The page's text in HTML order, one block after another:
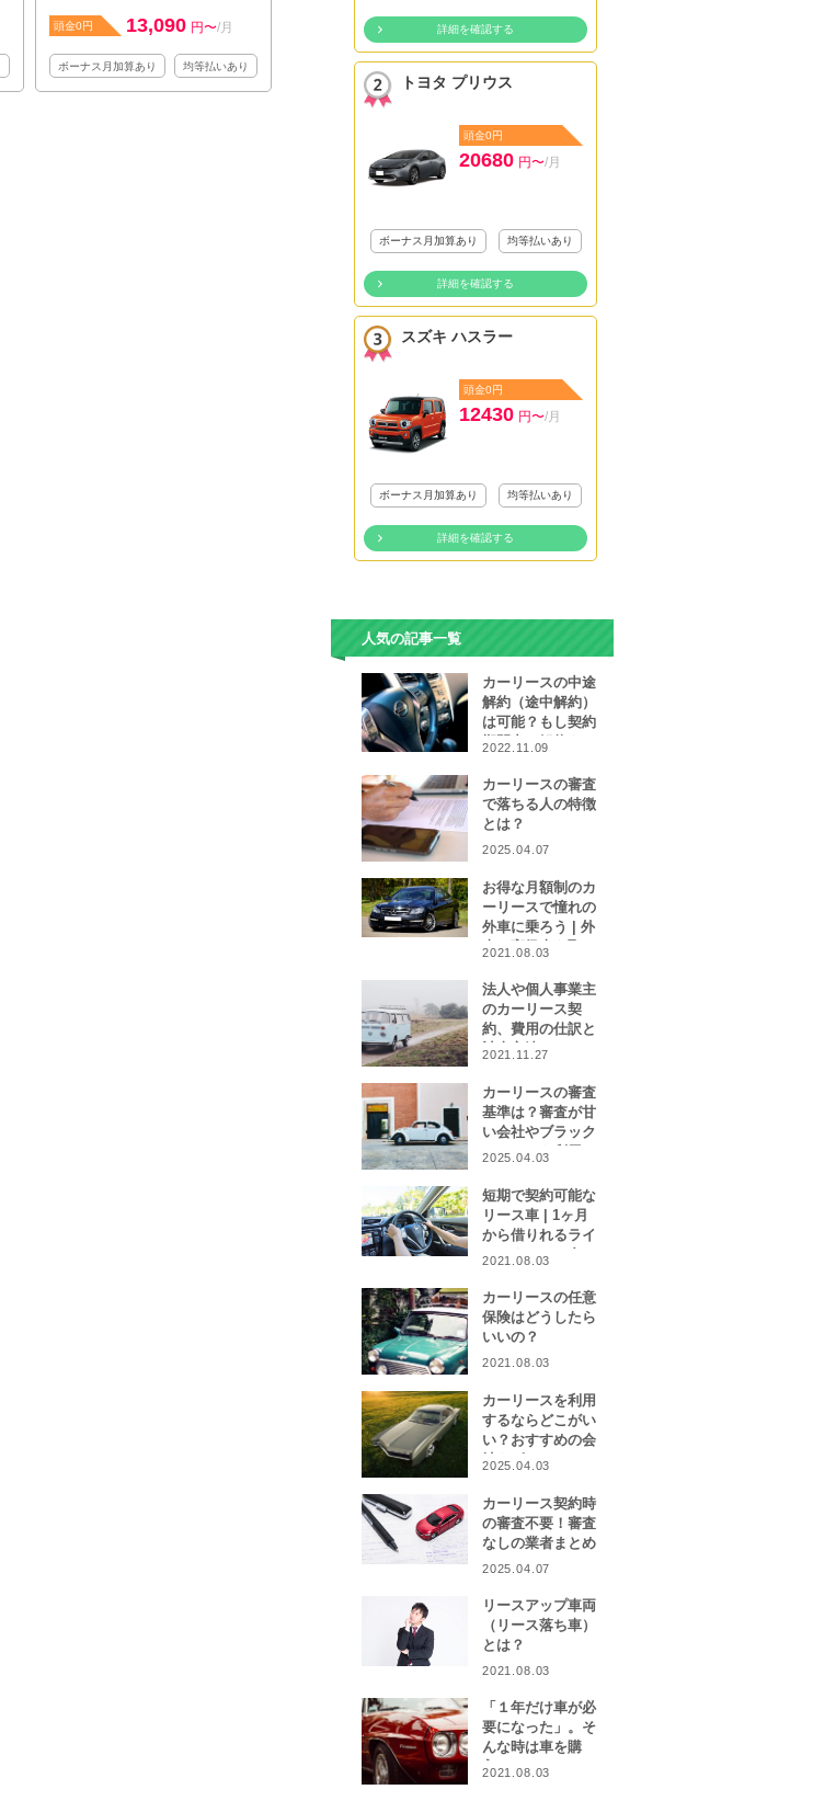
頭金0円 13,090 円〜/月
ボーナス月加算あり 均等払いあり
詳細を確認する
トヨタ プリウス
頭金0円
20680 円〜/月
ボーナス月加算あり 均等払いあり
詳細を確認する
スズキ ハスラー
頭金0円
12430 円〜/月
ボーナス月加算あり 均等払いあり
詳細を確認する
人気の記事一覧
カーリースの中途
解約（途中解約）
は可能？もし契約
期間中に解約をし
なったら…
2022.11.09
カーリースの審査
で落ちる人の特徴
とは？
2025.04.07
お得な月額制のカ
ーリースで憧れの
外車に乗ろう | 外
車や高級車を取り
者をご紹介！
2021.08.03
法人や個人事業主
のカーリース契
約、費用の仕訳と
計上方法は？
2021.11.27
カーリースの審査
基準は？審査が甘
い会社やブラック
リストでも利用で
2025.04.03
短期で契約可能な
リース車 | 1ヶ月
から借りれるライ
フスタイルに合わ
集
2021.08.03
カーリースの任意
保険はどうしたら
いいの？
2021.08.03
カーリースを利用
するならどこがい
い？おすすめの会
社をピックアッ
2025.04.03
カーリース契約時
の審査不要！審査
なしの業者まとめ
2025.04.07
リースアップ車両
（リース落ち車）
とは？
2021.08.03
「１年だけ車が必
要になった」。そ
んな時は車を購
入？カーリース？
2021.08.03